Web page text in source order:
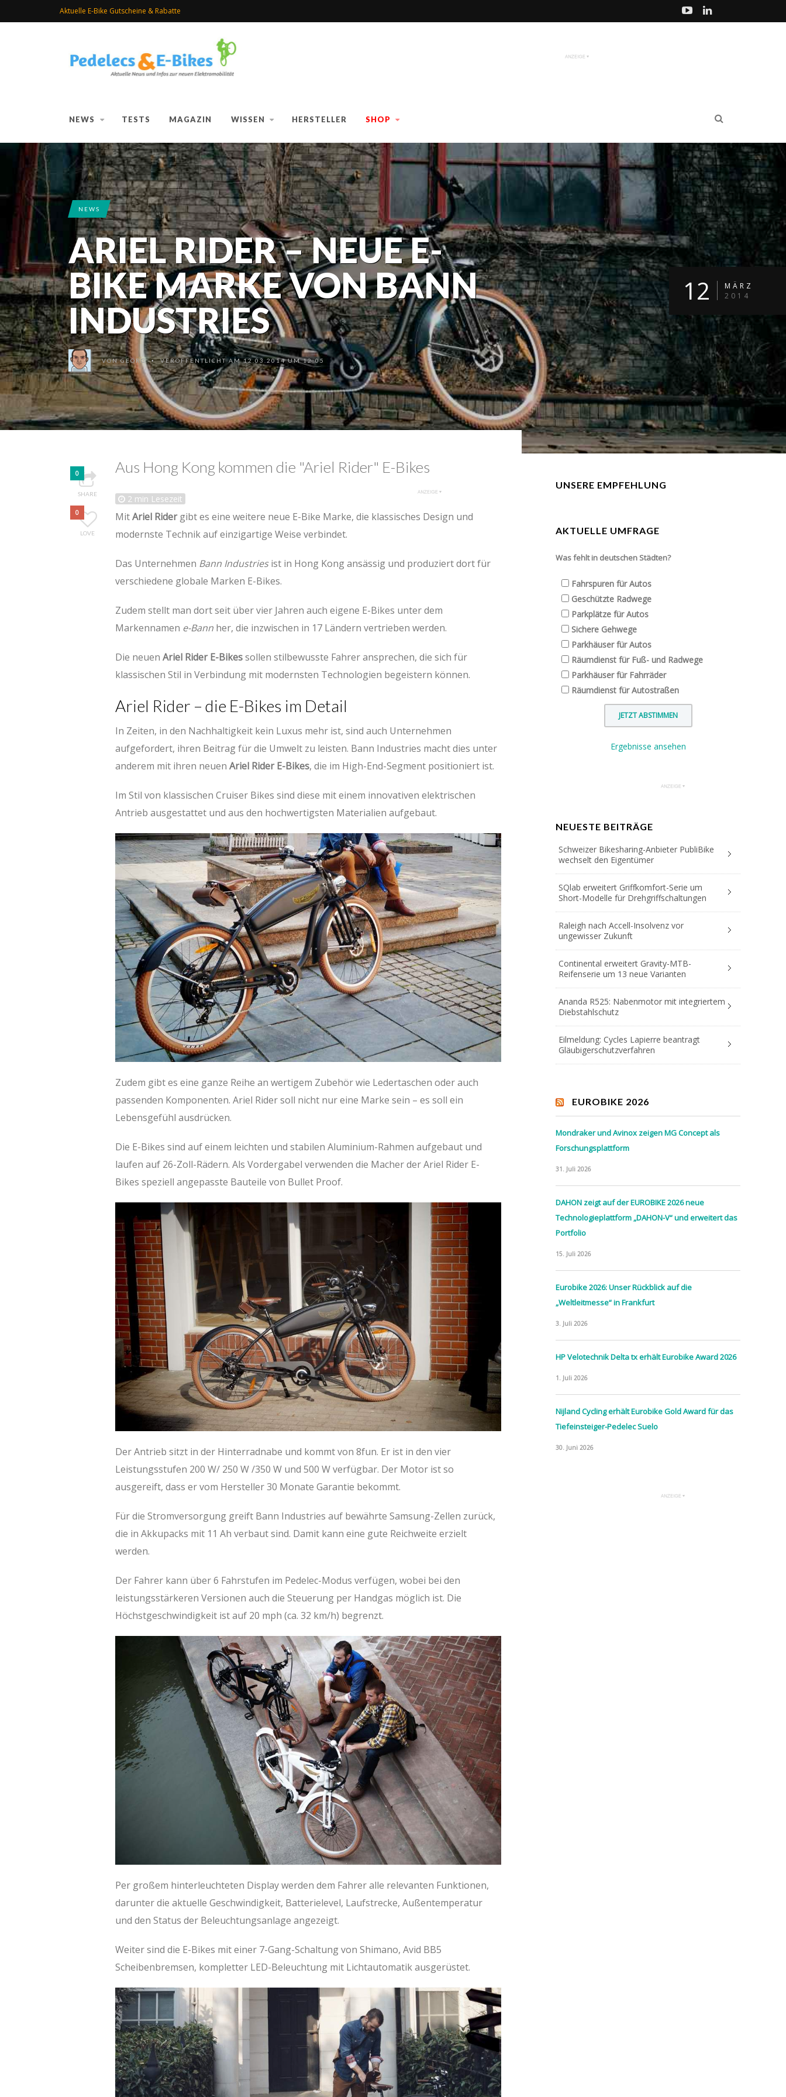
Aktuelle E-Bike Gutscheine & Rabatte
NEWS TESTS MAGAZIN WISSEN HERSTELLER SHOP
NEWS
ARIEL RIDER – NEUE E-
BIKE MARKE VON BANN
INDUSTRIES
VONGEORG •VERÖFFENTLICHT AM 12.03.2014 UM 12:05
12
MÄRZ
2014
0
SHARE
0
LOVE
Aus Hong Kong kommen die "Ariel Rider" E-Bikes
2 min Lesezeit
MitAriel Ridergibt es eine weitere neue E-Bike Marke, die klassisches Design und
modernste Technik auf einzigartige Weise verbindet.
Das Unternehmen Bann Industriesist in Hong Kong ansässig und produziert dort für
verschiedene globale Marken E-Bikes.
Zudem stellt man dort seit über vier Jahren auch eigene E-Bikes unter dem
Markennamen e-Bann her, die inzwischen in 17 Ländern vertrieben werden.
Die neuen Ariel Rider E-Bikessollen stilbewusste Fahrer ansprechen, die sich für
klassischen Stil in Verbindung mit modernsten Technologien begeistern können.
Ariel Rider – die E-Bikes im Detail
In Zeiten, in den Nachhaltigkeit kein Luxus mehr ist, sind auch Unternehmen
aufgefordert, ihren Beitrag für die Umwelt zu leisten. Bann Industries macht dies unter
anderem mit ihren neuen Ariel Rider E-Bikes, die im High-End-Segment positioniert ist.
Im Stil von klassischen Cruiser Bikes sind diese mit einem innovativen elektrischen
Antrieb ausgestattet und aus den hochwertigsten Materialien aufgebaut.
Zudem gibt es eine ganze Reihe an wertigem Zubehör wie Ledertaschen oder auch
passenden Komponenten. Ariel Rider soll nicht nur eine Marke sein – es soll ein
Lebensgefühl ausdrücken.
Die E-Bikes sind auf einem leichten und stabilen Aluminium-Rahmen aufgebaut und
laufen auf 26-Zoll-Rädern. Als Vordergabel verwenden die Macher der Ariel Rider E-
Bikes speziell angepasste Bauteile von Bullet Proof.
Der Antrieb sitzt in der Hinterradnabe und kommt von 8fun. Er ist in den vier
Leistungsstufen 200 W/ 250 W /350 W und 500 W verfügbar. Der Motor ist so
ausgereift, dass er vom Hersteller 30 Monate Garantie bekommt.
Für die Stromversorgung greift Bann Industries auf bewährte Samsung-Zellen zurück,
die in Akkupacks mit 11 Ah verbaut sind. Damit kann eine gute Reichweite erzielt
werden.
Der Fahrer kann über 6 Fahrstufen im Pedelec-Modus verfügen, wobei bei den
leistungsstärkeren Versionen auch die Steuerung per Handgas möglich ist. Die
Höchstgeschwindigkeit ist auf 20 mph (ca. 32 km/h) begrenzt.
Per großem hinterleuchteten Display werden dem Fahrer alle relevanten Funktionen,
darunter die aktuelle Geschwindigkeit, Batterielevel, Laufstrecke, Außentemperatur
und den Status der Beleuchtungsanlage angezeigt.
Weiter sind die E-Bikes mit einer 7-Gang-Schaltung von Shimano, Avid BB5
Scheibenbremsen, kompletter LED-Beleuchtung mit Lichtautomatik ausgerüstet.
UNSERE EMPFEHLUNG
AKTUELLE UMFRAGE
Was fehlt in deutschen Städten?
Fahrspuren für Autos
Geschützte Radwege
Parkplätze für Autos
Sichere Gehwege
Parkhäuser für Autos
Räumdienst für Fuß- und Radwege
Parkhäuser für Fahrräder
Räumdienst für Autostraßen
Ergebnisse ansehen
NEUESTE BEITRÄGE
Schweizer Bikesharing-Anbieter PubliBike
wechselt den Eigentümer
SQlab erweitert Griffkomfort-Serie um
Short-Modelle für Drehgriffschaltungen
Raleigh nach Accell-Insolvenz vor
ungewisser Zukunft
Continental erweitert Gravity-MTB-
Reifenserie um 13 neue Varianten
Ananda R525: Nabenmotor mit integriertem
Diebstahlschutz
Eilmeldung: Cycles Lapierre beantragt
Gläubigerschutzverfahren
EUROBIKE 2026
Mondraker und Avinox zeigen MG Concept als
Forschungsplattform
31. Juli 2026
DAHON zeigt auf der EUROBIKE 2026 neue
Technologieplattform „DAHON-V“ und erweitert das
Portfolio
15. Juli 2026
Eurobike 2026: Unser Rückblick auf die
„Weltleitmesse“ in Frankfurt
3. Juli 2026
HP Velotechnik Delta tx erhält Eurobike Award 2026
1. Juli 2026
Nijland Cycling erhält Eurobike Gold Award für das
Tiefeinsteiger-Pedelec Suelo
30. Juni 2026